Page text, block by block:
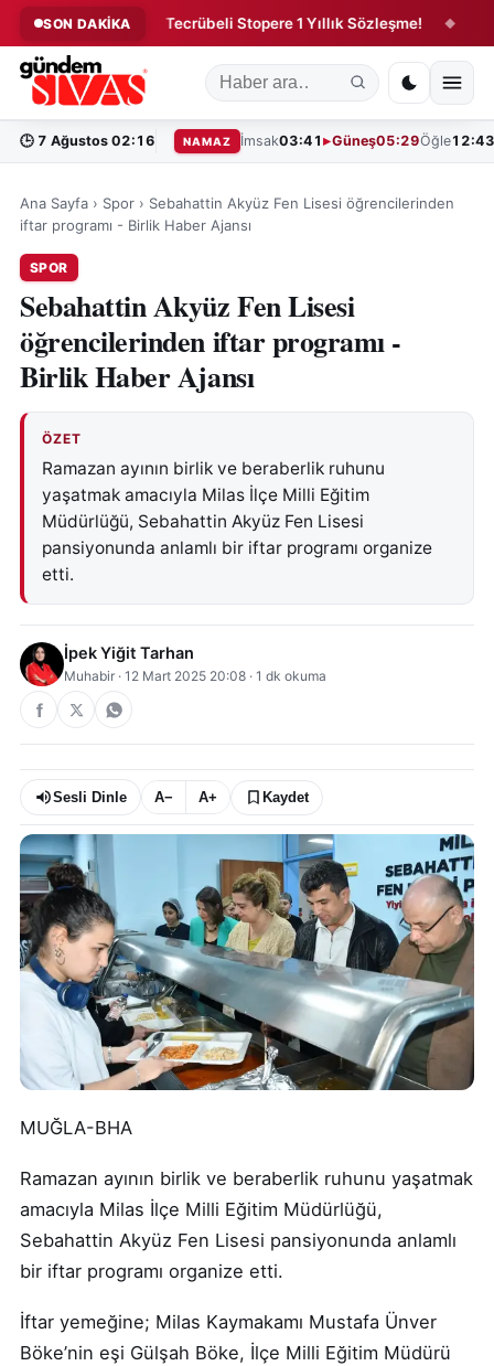
SON DAKİKA
Sivasspor'dan Tecrübeli Stopere 1 Yıllık Sözleşme! ◆
🕒 7 Ağustos 02:16 NAMAZ İmsak03:41 Güneş05:29Öğle12:43
Ana Sayfa › Spor › Sebahattin Akyüz Fen Lisesi öğrencilerinden
iftar programı - Birlik Haber Ajansı
SPOR
Sebahattin Akyüz Fen Lisesi
öğrencilerinden iftar programı -
Birlik Haber Ajansı
ÖZET
Ramazan ayının birlik ve beraberlik ruhunu
yaşatmak amacıyla Milas İlçe Milli Eğitim
Müdürlüğü, Sebahattin Akyüz Fen Lisesi
pansiyonunda anlamlı bir iftar programı organize
etti.
İpek Yiğit Tarhan
Muhabir · 12 Mart 2025 20:08 · 1 dk okuma
Sesli Dinle A− A+ Kaydet
MUĞLA-BHA
Ramazan ayının birlik ve beraberlik ruhunu yaşatmak
amacıyla Milas İlçe Milli Eğitim Müdürlüğü,
Sebahattin Akyüz Fen Lisesi pansiyonunda anlamlı
bir iftar programı organize etti.
İftar yemeğine; Milas Kaymakamı Mustafa Ünver
Böke’nin eşi Gülşah Böke, İlçe Milli Eğitim Müdürü